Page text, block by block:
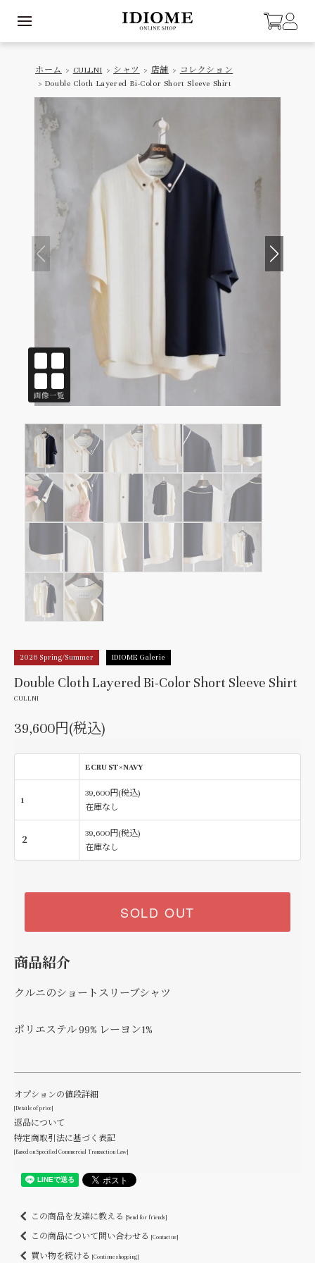
ホーム > CULLNI > シャツ > 店舗 > コレクション
> Double Cloth Layered Bi-Color Short Sleeve Shirt
2026 Spring/Summer IDIOME Galerie
Double Cloth Layered Bi-Color Short Sleeve Shirt
CULLNI
39,600円(税込)
ECRU ST×NAVY
1
39,600円(税込)
在庫なし
２
39,600円(税込)
在庫なし
SOLD OUT
商品紹介
クルニのショートスリーブシャツ
ポリエステル 99% レーヨン1%
オプションの値段詳細
[Details of price]
返品について
特定商取引法に基づく表記
[Based on Specified Commercial Transaction Law]
この商品を友達に教える [Send for friends]
この商品について問い合わせる [Contact us]
買い物を続ける [Continue shopping]